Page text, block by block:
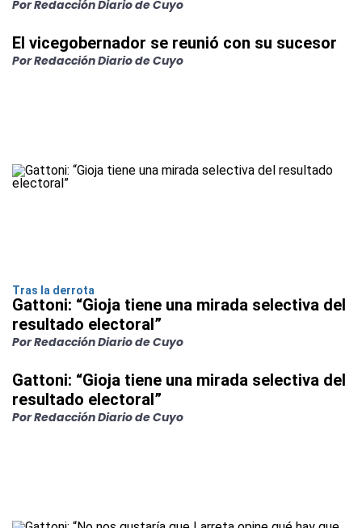
Por Redacción Diario de Cuyo
El vicegobernador se reunió con su sucesor
Por Redacción Diario de Cuyo
Tras la derrota
Gattoni: “Gioja tiene una mirada selectiva del
resultado electoral”
Por Redacción Diario de Cuyo
Gattoni: “Gioja tiene una mirada selectiva del
resultado electoral”
Por Redacción Diario de Cuyo